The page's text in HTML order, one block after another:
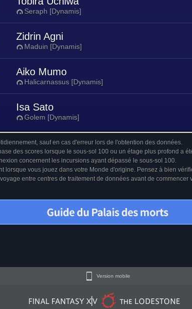
Seraph [Dynamis]
Zidrin Agni
Maduin [Dynamis]
Aiko Mumo
Halicarnassus [Dynamis]
Isa Sato
Golem [Dynamis]
sauf en cas d'erreur lors de l'obtention des données.
des scores lorsque le sous-sol 100 ou un étage plus profond a
concernent les incursions ayant dépassé le sous-sol 100.
lorsque vous jouez dans votre Monde d'origine. Pensez à bien
entre centres de traitement de données avant de
Version mobile